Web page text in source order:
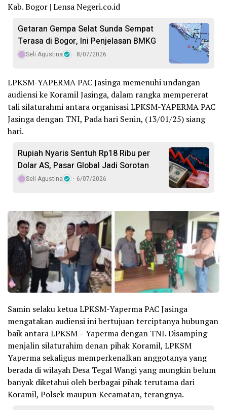
Kab. Bogor | Lensa Negeri.co.id
Getaran Gempa Selat Sunda Sempat
Terasa di Bogor, Ini Penjelasan BMKG
Seli Agustina 8/07/2026
LPKSM-YAPERMA PAC Jasinga memenuhi undangan
audiensi ke Koramil Jasinga, dalam rangka mempererat
tali silaturahmi antara organisasi LPKSM-YAPERMA PAC
Jasinga dengan TNI, Pada hari Senin, (13/01/25) siang
hari.
Rupiah Nyaris Sentuh Rp18 Ribu per
Dolar AS, Pasar Global Jadi Sorotan
Seli Agustina 6/07/2026
Samin selaku ketua LPKSM-Yaperma PAC Jasinga
mengatakan audiensi ini bertujuan terciptanya hubungan
baik antara LPKSM – Yaperma dengan TNI. Disamping
menjalin silaturahim denan pihak Koramil, LPKSM
Yaperma sekaligus memperkenalkan anggotanya yang
berada di wilayah Desa Tegal Wangi yang mungkin belum
banyak diketahui oleh berbagai pihak terutama dari
Koramil, Polsek maupun Kecamatan, terangnya.